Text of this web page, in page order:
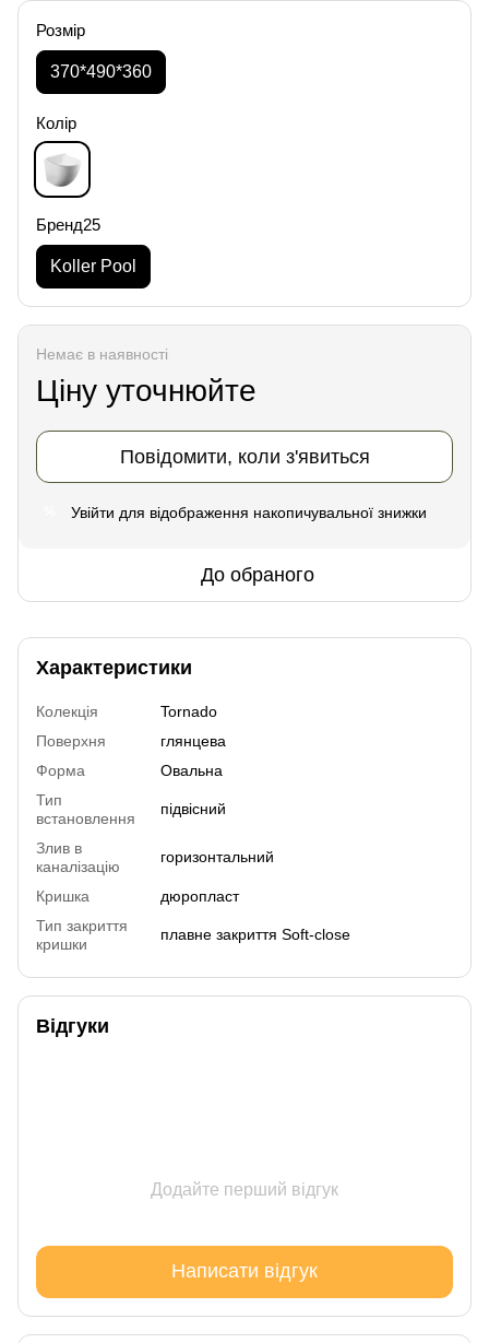
Розмір
370*490*360
Колір
Бренд25
Koller Pool
Немає в наявності
Ціну уточнюйте
Повідомити, коли з'явиться
Увійти для відображення накопичувальної знижки
До обраного
Характеристики
Колекція
Tornado
Поверхня
глянцева
Форма
Овальна
Тип
встановлення
підвісний
Злив в
каналізацію
горизонтальний
Кришка
дюропласт
Тип закриття
кришки
плавне закриття Soft-close
Відгуки
Додайте перший відгук
Написати відгук